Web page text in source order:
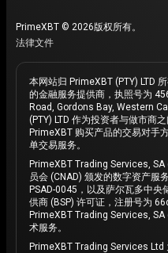
PrimeXBT © 2026版权所有。
法律文件
本网站归 PrimeXBT (PTY) LTD
的金融服务提供商，执照号为
Road, Gordons Bay, Western
(PTY) LTD 作为投资者与做市商
PrimeXBT 购买产品的交易对手
单交易服务。
PrimeXBT Trading Services,
员会 (CNAD) 颁发的数字资产服
PSAD-0045，以及萨尔瓦多中央
供商 (BSP) 许可证，注册号为
PrimeXBT Trading Services,
术服务。
PrimeXBT Trading Services